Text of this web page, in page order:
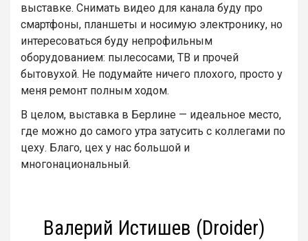
выставке. Снимать видео для канала буду про
смартфоны, планшеты и носимую электронику, но
интересоваться буду непрофильным
оборудованием: пылесосами, ТВ и прочей
бытовухой. Не подумайте ничего плохого, просто у
меня ремонт полным ходом.
В целом, выставка в Берлине — идеальное место,
где можно до самого утра затусить с коллегами по
цеху. Благо, цех у нас большой и
многонациональный.
Валерий Истишев (Droider)